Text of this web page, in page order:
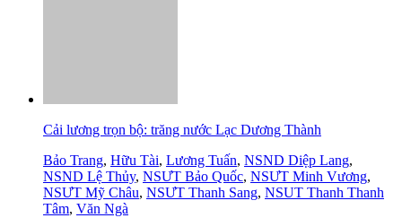
Cải lương trọn bộ: trăng nước Lạc Dương Thành
Bảo Trang, Hữu Tài, Lương Tuấn, NSND Diệp Lang,
NSND Lệ Thủy, NSƯT Bảo Quốc, NSƯT Minh Vương,
NSƯT Mỹ Châu, NSƯT Thanh Sang, NSUT Thanh Thanh
Tâm, Văn Ngà